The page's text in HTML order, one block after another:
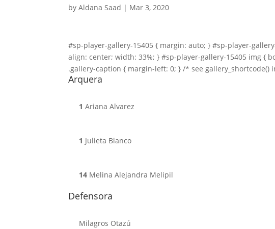
byAldana Saad | Mar 3, 2020
#sp-player-gallery-15405 { margin: auto; } #sp-player-
align: center; width: 33%; } #sp-player-gallery-15405 img {
.gallery-caption { margin-left: 0; } /* see
Arquera
1 Ariana Alvarez
1 Julieta Blanco
14 Melina Alejandra Melipil
Defensora
Milagros Otazú